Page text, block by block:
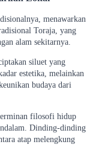
menawarkan
Toraja, yang
alam sekitarnya.
siluet yang
estetika, melainkan
budaya dari
filosofi hidup
Dinding-dinding
atap melengkung